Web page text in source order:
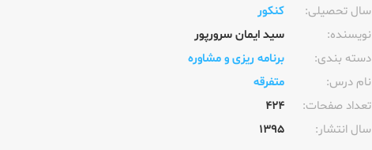
سال تحصیلی:‌
کنکور
نویسنده:‌
سید ایمان سرورپور
دسته بندی:
برنامه ریزی و مشاوره
نام درس:
متفرقه
تعداد صفحات:‌
424
سال انتشار:‌
1395